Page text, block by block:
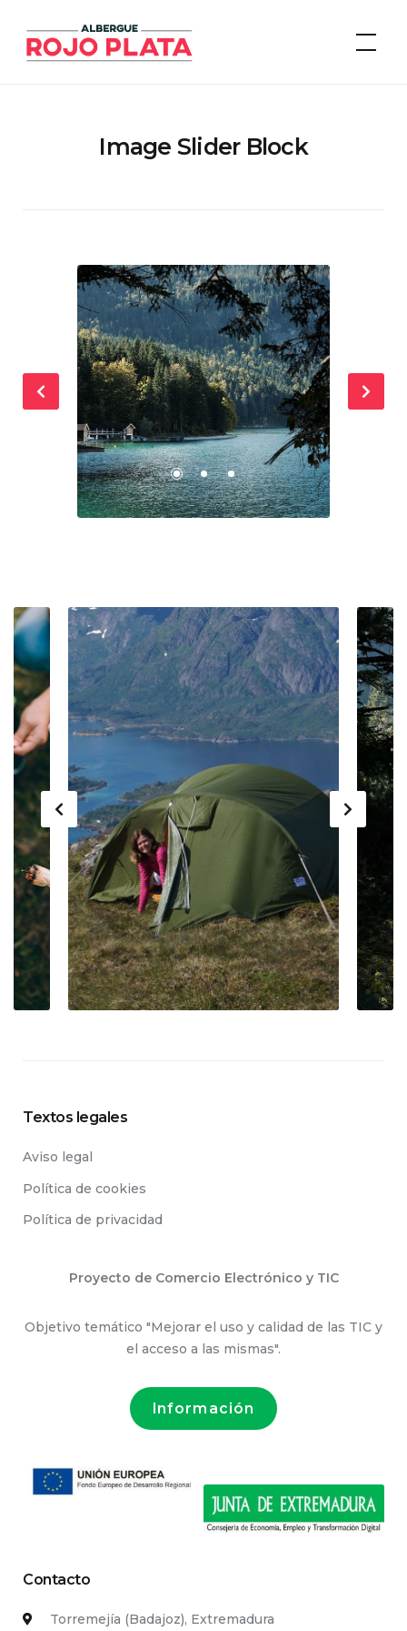
content
Albergue Rojo Plata
Image Slider Block
Textos legales
Aviso legal
Política de cookies
Política de privacidad
Proyecto de Comercio Electrónico y TIC
Objetivo temático "Mejorar el uso y calidad de las TIC y
el acceso a las mismas".
Información
Contacto
Torremejía (Badajoz), Extremadura